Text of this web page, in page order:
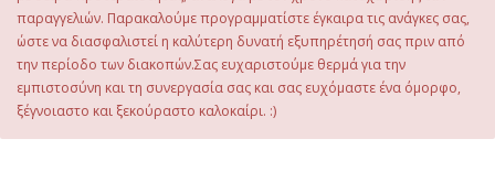
παραγγελιών. Παρακαλούμε προγραμματίστε έγκαιρα τις ανάγκες σας,
ώστε να διασφαλιστεί η καλύτερη δυνατή εξυπηρέτησή σας πριν από
την περίοδο των διακοπών.Σας ευχαριστούμε θερμά για την
εμπιστοσύνη και τη συνεργασία σας και σας ευχόμαστε ένα όμορφο,
ξέγνοιαστο και ξεκούραστο καλοκαίρι. :)